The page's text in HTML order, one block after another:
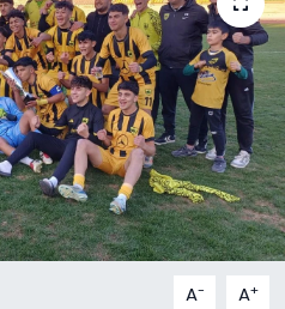
A- A+
2018